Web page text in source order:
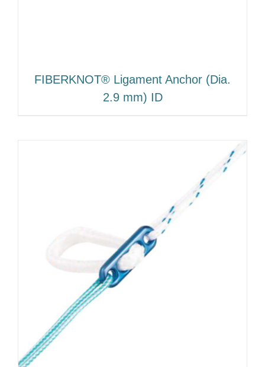
FIBERKNOT® Ligament Anchor (Dia.
2.9 mm) ID